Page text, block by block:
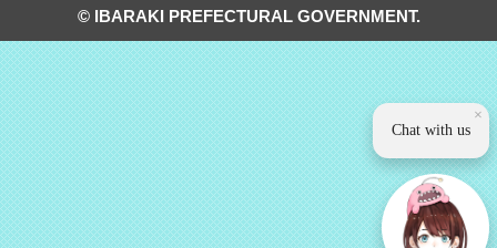
© IBARAKI PREFECTURAL GOVERNMENT.
×
Chat with us